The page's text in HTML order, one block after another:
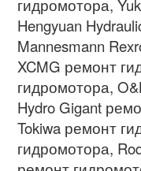
гидромотора,
Hengyuan
Mannesmann
XCMG ремонт
гидромотора,
Hydro Gigant
Tokiwa ремонт
гидромотора,